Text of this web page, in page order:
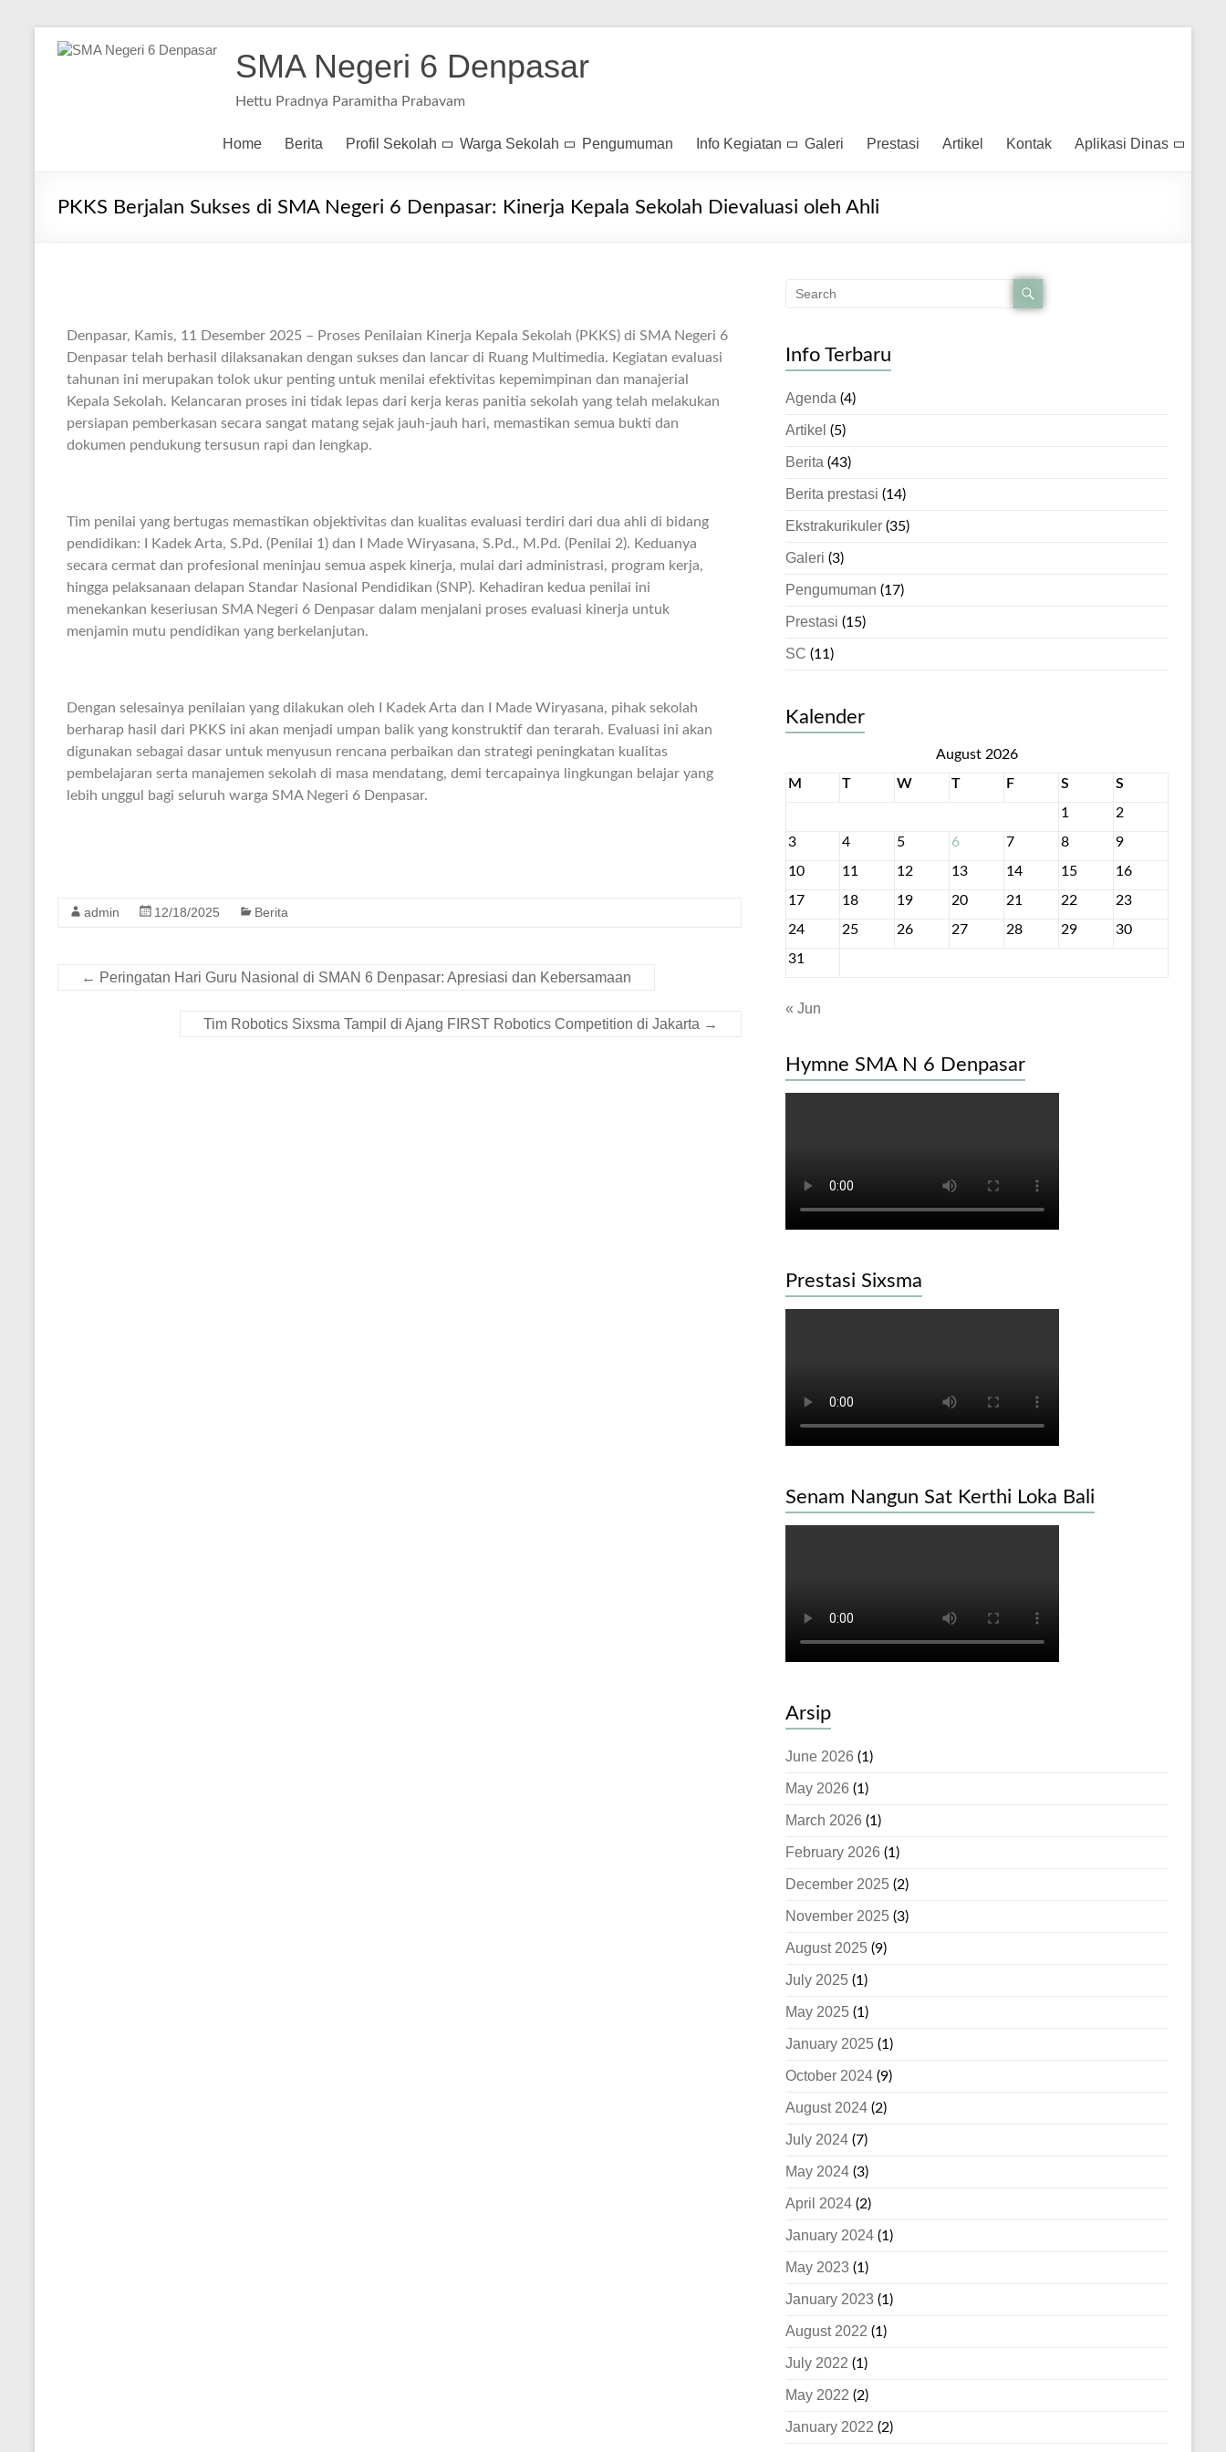
SMA Negeri 6 Denpasar
Hettu Pradnya Paramitha Prabavam
Home Berita Profil Sekolah Warga Sekolah Pengumuman Info Kegiatan Galeri Prestasi Artikel Kontak Aplikasi Dinas
PKKS Berjalan Sukses di SMA Negeri 6 Denpasar: Kinerja Kepala Sekolah Dievaluasi oleh Ahli
Denpasar, Kamis, 11 Desember 2025 – Proses Penilaian Kinerja Kepala Sekolah (PKKS) di SMA Negeri 6
Denpasar telah berhasil dilaksanakan dengan sukses dan lancar di Ruang Multimedia. Kegiatan evaluasi
tahunan ini merupakan tolok ukur penting untuk menilai efektivitas kepemimpinan dan manajerial
Kepala Sekolah. Kelancaran proses ini tidak lepas dari kerja keras panitia sekolah yang telah melakukan
persiapan pemberkasan secara sangat matang sejak jauh-jauh hari, memastikan semua bukti dan
dokumen pendukung tersusun rapi dan lengkap.
Tim penilai yang bertugas memastikan objektivitas dan kualitas evaluasi terdiri dari dua ahli di bidang
pendidikan: I Kadek Arta, S.Pd. (Penilai 1) dan I Made Wiryasana, S.Pd., M.Pd. (Penilai 2). Keduanya
secara cermat dan profesional meninjau semua aspek kinerja, mulai dari administrasi, program kerja,
hingga pelaksanaan delapan Standar Nasional Pendidikan (SNP). Kehadiran kedua penilai ini
menekankan keseriusan SMA Negeri 6 Denpasar dalam menjalani proses evaluasi kinerja untuk
menjamin mutu pendidikan yang berkelanjutan.
Dengan selesainya penilaian yang dilakukan oleh I Kadek Arta dan I Made Wiryasana, pihak sekolah
berharap hasil dari PKKS ini akan menjadi umpan balik yang konstruktif dan terarah. Evaluasi ini akan
digunakan sebagai dasar untuk menyusun rencana perbaikan dan strategi peningkatan kualitas
pembelajaran serta manajemen sekolah di masa mendatang, demi tercapainya lingkungan belajar yang
lebih unggul bagi seluruh warga SMA Negeri 6 Denpasar.
admin 12/18/2025 Berita
← Peringatan Hari Guru Nasional di SMAN 6 Denpasar: Apresiasi dan Kebersamaan
Tim Robotics Sixsma Tampil di Ajang FIRST Robotics Competition di Jakarta →
Info Terbaru
Agenda (4)
Artikel (5)
Berita (43)
Berita prestasi (14)
Ekstrakurikuler (35)
Galeri (3)
Pengumuman (17)
Prestasi (15)
SC (11)
Kalender
August 2026
M
T W T F S
S
1
2
3
4 5 6 7 8
9
10
11 12 13 14 15
16
17
18 19 20 21 22
23
24
25 26 27 28 29
30
31
« Jun
Hymne SMA N 6 Denpasar
Prestasi Sixsma
Senam Nangun Sat Kerthi Loka Bali
Arsip
June 2026 (1)
May 2026 (1)
March 2026 (1)
February 2026 (1)
December 2025 (2)
November 2025 (3)
August 2025 (9)
July 2025 (1)
May 2025 (1)
January 2025 (1)
October 2024 (9)
August 2024 (2)
July 2024 (7)
May 2024 (3)
April 2024 (2)
January 2024 (1)
May 2023 (1)
January 2023 (1)
August 2022 (1)
July 2022 (1)
May 2022 (2)
January 2022 (2)